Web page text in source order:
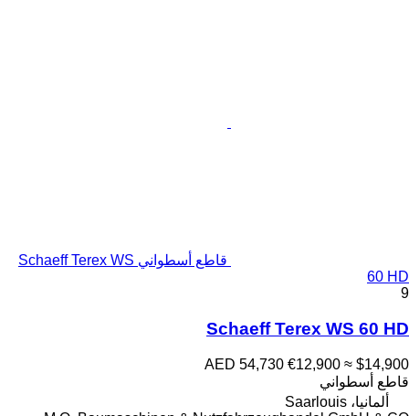
قاطع أسطواني Schaeff Terex WS
60 HD
9
Schaeff Terex WS 60 HD
AED 54,730 €12,900 ≈ $14,900
قاطع أسطواني
ألمانيا، Saarlouis